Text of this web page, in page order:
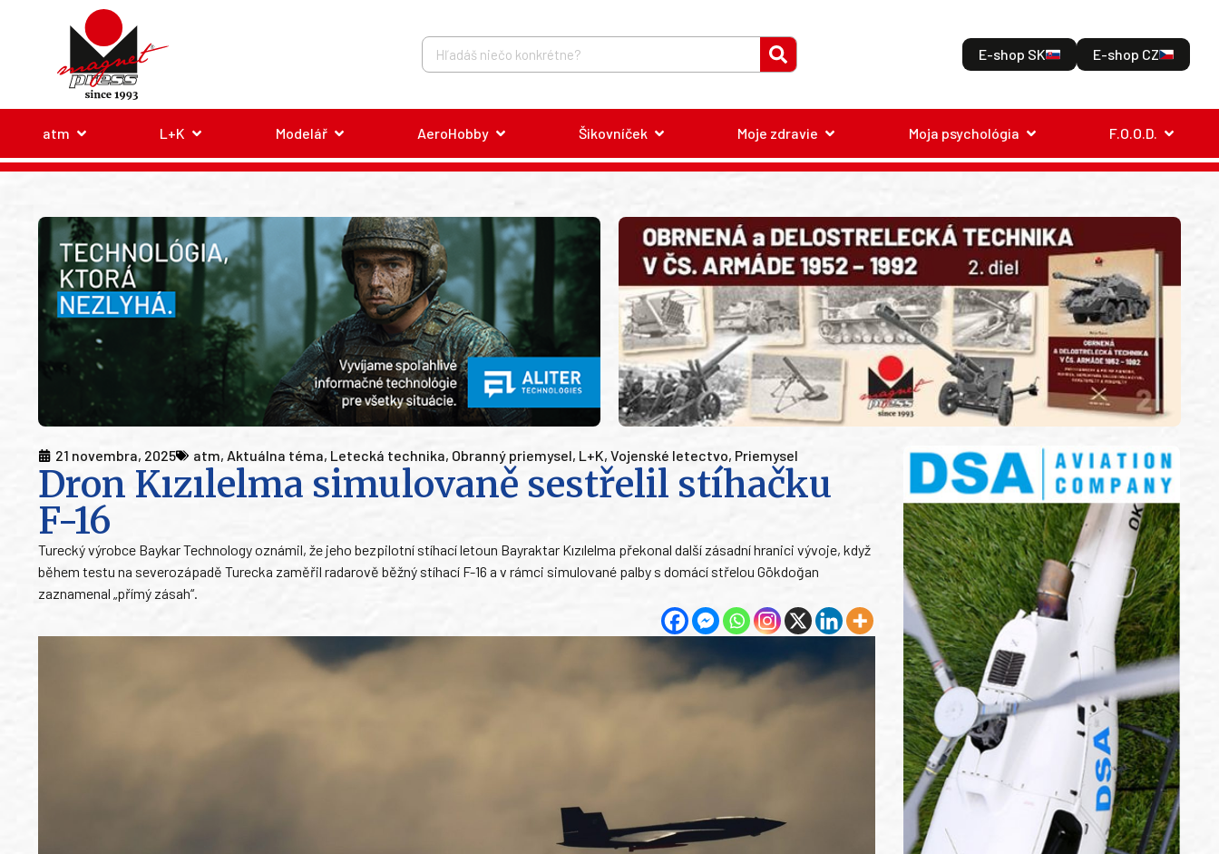
E-shop SK E-shop CZ
atm L+K Modelář AeroHobby Šikovníček Moje zdravie Moja psychológia F.O.O.D.
21 novembra, 2025 atm, Aktuálna téma, Letecká technika, Obranný priemysel, L+K, Vojenské letectvo, Priemysel
Dron Kızılelma simulovaně sestřelil stíhačku
F-16
Turecký výrobce Baykar Technology oznámil, že jeho bezpilotní stíhací letoun Bayraktar Kızılelma překonal další zásadní hranici vývoje, když
během testu na severozápadě Turecka zaměřil radarově běžný stíhací F-16 a v rámci simulované palby s domácí střelou Gökdoğan
zaznamenal „přímý zásah“.